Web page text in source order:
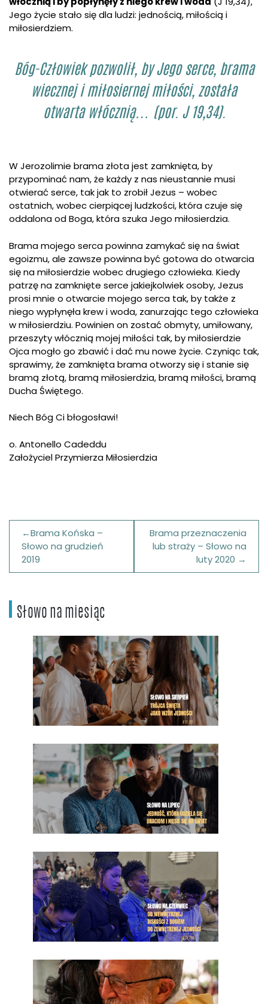
Jego życie stało się dla ludzi: jednością, miłością i
miłosierdziem.
Bóg-Człowiek pozwolił, by Jego serce, brama
wiecznej i miłosiernej miłości, została
otwarta włócznią… (por. J 19,34).
W Jerozolimie brama złota jest zamknięta, by
przypominać nam, że każdy z nas nieustannie musi
otwierać serce, tak jak to zrobił Jezus – wobec
ostatnich, wobec cierpiącej ludzkości, która czuje się
oddalona od Boga, która szuka Jego miłosierdzia.
Brama mojego serca powinna zamykać się na świat
egoizmu, ale zawsze powinna być gotowa do otwarcia
się na miłosierdzie wobec drugiego człowieka. Kiedy
patrzę na zamknięte serce jakiejkolwiek osoby, Jezus
prosi mnie o otwarcie mojego serca tak, by także z
niego wypłynęła krew i woda, zanurzając tego człowieka
w miłosierdziu. Powinien on zostać obmyty, umiłowany,
przeszyty włócznią mojej miłości tak, by miłosierdzie
Ojca mogło go zbawić i dać mu nowe życie. Czyniąc tak,
sprawimy, że zamknięta brama otworzy się i stanie się
bramą złotą, bramą miłosierdzia, bramą miłości, bramą
Ducha Świętego.
Niech Bóg Ci błogosławi!
o. Antonello Cadeddu
Założyciel Przymierza Miłosierdzia
Nawigacja
wpisu
Brama Końska –
Słowo na grudzień
2019
Brama przeznaczenia
lub straży – Słowo na
luty 2020
Słowo na miesiąc